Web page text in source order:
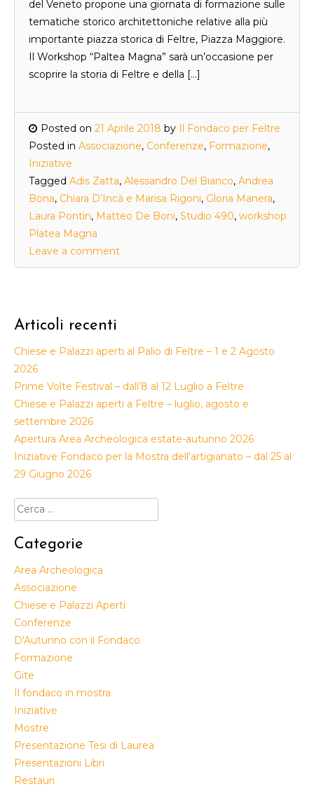
del Veneto propone una giornata di formazione sulle
tematiche storico architettoniche relative alla più
importante piazza storica di Feltre, Piazza Maggiore.
Il Workshop “Paltea Magna” sarà un’occasione per
scoprire la storia di Feltre e della […]
Posted on 21 Aprile 2018 by Il Fondaco per Feltre
Posted in Associazione, Conferenze, Formazione,
Iniziative
Tagged Adis Zatta, Alessandro Del Bianco, Andrea
Bona, Chiara D’Incà e Marisa Rigoni, Gloria Manera,
Laura Pontin, Matteo De Boni, Studio 490, workshop
Platea Magna
Leave a comment
Articoli recenti
Chiese e Palazzi aperti al Palio di Feltre – 1 e 2 Agosto
2026
Prime Volte Festival – dall’8 al 12 Luglio a Feltre
Chiese e Palazzi aperti a Feltre – luglio, agosto e
settembre 2026
Apertura Area Archeologica estate-autunno 2026
Iniziative Fondaco per la Mostra dell’artigianato – dal 25 al
29 Giugno 2026
Ricerca
per:
Categorie
Area Archeologica
Associazione
Chiese e Palazzi Aperti
Conferenze
D'Autunno con il Fondaco
Formazione
Gite
Il fondaco in mostra
Iniziative
Mostre
Presentazione Tesi di Laurea
Presentazioni Libri
Restauri